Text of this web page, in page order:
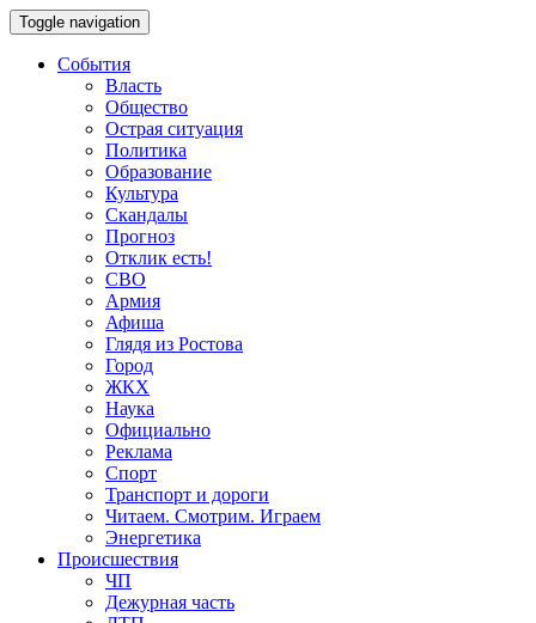
Toggle navigation
События
Власть
Общество
Острая ситуация
Политика
Образование
Культура
Скандалы
Прогноз
Отклик есть!
СВО
Армия
Афиша
Глядя из Ростова
Город
ЖКХ
Наука
Официально
Реклама
Спорт
Транспорт и дороги
Читаем. Смотрим. Играем
Энергетика
Происшествия
ЧП
Дежурная часть